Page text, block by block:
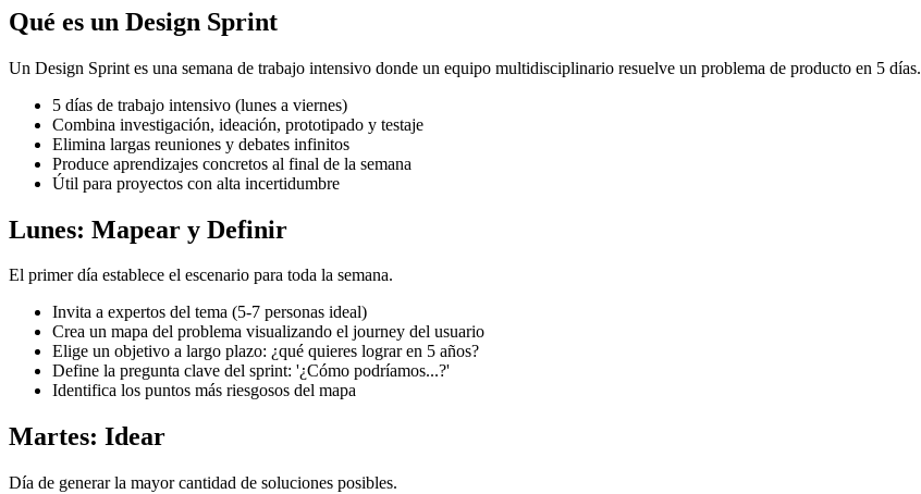
Qué es un Design Sprint
Un Design Sprint es una semana de trabajo intensivo donde un equipo multidisciplinario resuelve un problema de producto en 5 días.
5 días de trabajo intensivo (lunes a viernes)
Combina investigación, ideación, prototipado y testaje
Elimina largas reuniones y debates infinitos
Produce aprendizajes concretos al final de la semana
Útil para proyectos con alta incertidumbre
Lunes: Mapear y Definir
El primer día establece el escenario para toda la semana.
Invita a expertos del tema (5-7 personas ideal)
Crea un mapa del problema visualizando el journey del usuario
Elige un objetivo a largo plazo: ¿qué quieres lograr en 5 años?
Define la pregunta clave del sprint: '¿Cómo podríamos...?'
Identifica los puntos más riesgosos del mapa
Martes: Idear
Día de generar la mayor cantidad de soluciones posibles.